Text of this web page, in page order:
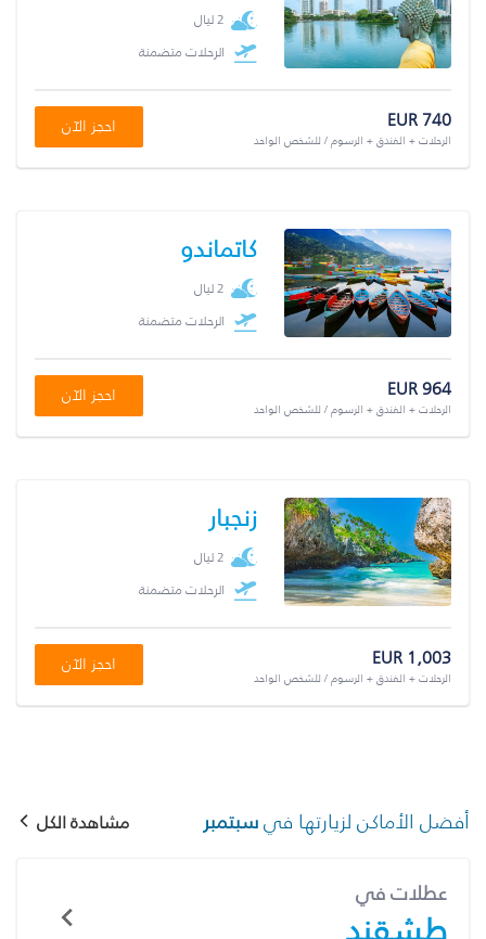
2 ليال
الرحلات متضمنة
EUR 740
الرحلات + الفندق + الرسوم / للشخص الواحد
احجز الآن
كاتماندو
2 ليال
الرحلات متضمنة
EUR 964
الرحلات + الفندق + الرسوم / للشخص الواحد
احجز الآن
زنجبار
2 ليال
الرحلات متضمنة
EUR 1,003
الرحلات + الفندق + الرسوم / للشخص الواحد
احجز الآن
أفضل الأماكن لزيارتها فيسبتمبر مشاهدة الكل
عطلات في